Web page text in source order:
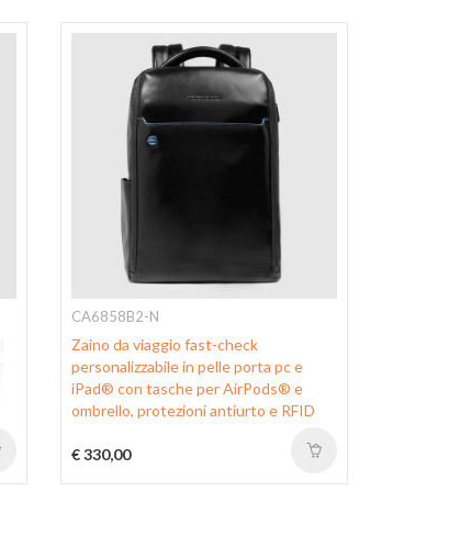
CA6858B2-N
Zaino da viaggio fast-check
personalizzabile in pelle porta pc e
iPad® con tasche per AirPods® e
ombrello, protezioni antiurto e RFID
€ 330,00